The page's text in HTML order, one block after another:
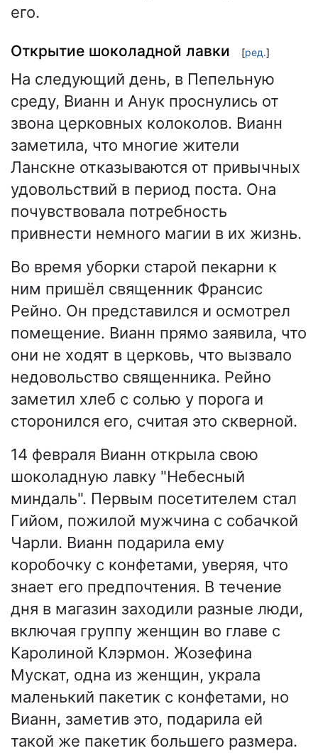
его.
Открытие шоколадной лавки [ред.]
На следующий день, в Пепельную
среду, Вианн и Анук проснулись от
звона церковных колоколов. Вианн
заметила, что многие жители
Ланскне отказываются от привычных
удовольствий в период поста. Она
почувствовала потребность
привнести немного магии в их жизнь.
Во время уборки старой пекарни к
ним пришёл священник Франсис
Рейно. Он представился и осмотрел
помещение. Вианн прямо заявила, что
они не ходят в церковь, что вызвало
недовольство священника. Рейно
заметил хлеб с солью у порога и
сторонился его, считая это скверной.
14 февраля Вианн открыла свою
шоколадную лавку "Небесный
миндаль". Первым посетителем стал
Гийом, пожилой мужчина с собачкой
Чарли. Вианн подарила ему
коробочку с конфетами, уверяя, что
знает его предпочтения. В течение
дня в магазин заходили разные люди,
включая группу женщин во главе с
Каролиной Клэрмон. Жозефина
Мускат, одна из женщин, украла
маленький пакетик с конфетами, но
Вианн, заметив это, подарила ей
такой же пакетик большего размера.